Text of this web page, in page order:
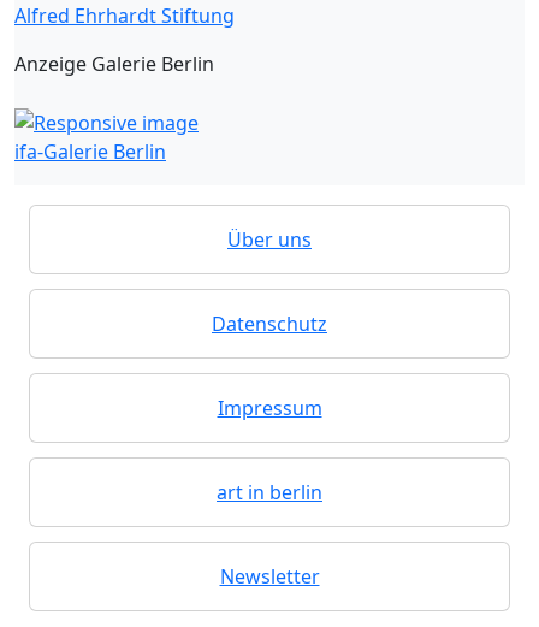
Alfred Ehrhardt Stiftung
Anzeige Galerie Berlin
ifa-Galerie Berlin
Über uns
Datenschutz
Impressum
art in berlin
Newsletter